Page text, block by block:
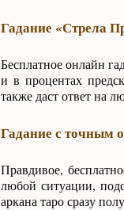
Гадание «Стрела
Бесплатное онлайн
и в процентах
также даст ответ на
Гадание с точным
Правдивое,
любой ситуации,
аркана таро сразу